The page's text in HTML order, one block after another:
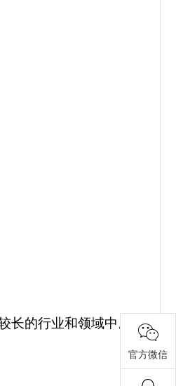
长的行业和领域中。
官方微信